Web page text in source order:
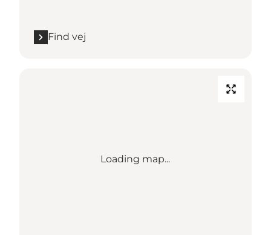
Find vej
Loading map...